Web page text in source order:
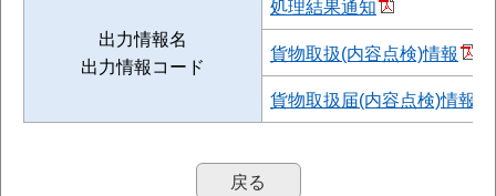
出力情報名
出力情報コード
処理結果通知
貨物取扱(内容点検)情報
貨物取扱届(内容点検)情報
戻る